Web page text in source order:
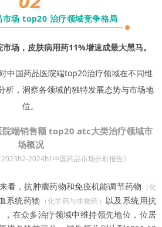
市场 top20 治疗领域竞争格局
场，皮肤病用药11%增速成最大黑马。
中国药品医院端top20治疗领域在不同维
析，洞察各领域的独特发展态势与市场地
位。
院端销售额 top20 atc大类治疗领域市
场概况
2024h1中国药品市场分析报告》
看，抗肿瘤药物和免疫机能调节药物 （化
系统药物 （化学药与生物药） 以及系统用抗
，在众多治疗领域中维持领先地位，位居